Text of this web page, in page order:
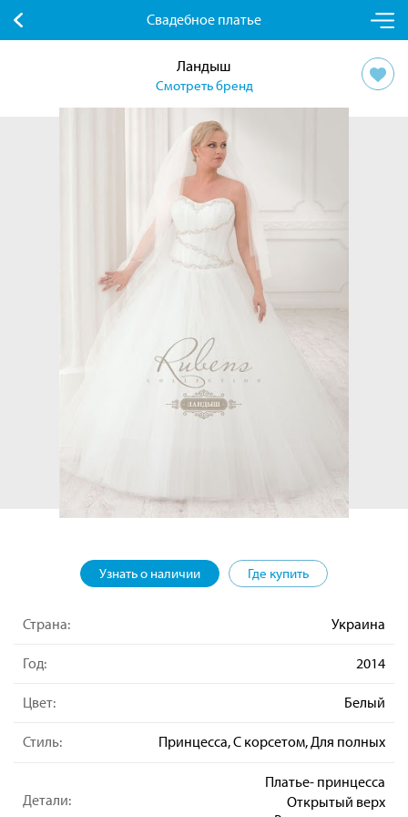
Свадебное платье
Ландыш
Смотреть бренд
Узнать о наличии Где купить
Страна: Украина
Год: 2014
Цвет: Белый
Стиль: Принцесса, С корсетом, Для полных
Детали:
Платье- принцесса
Открытый верх